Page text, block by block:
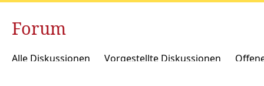
Forum
Alle Diskussionen Vorgestellte Diskussionen